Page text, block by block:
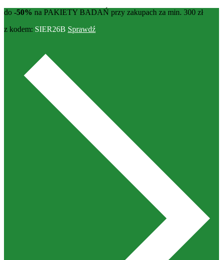
do -50% na PAKIETY BADAŃ przy zakupach za min. 300 zł
z kodem: SIER26B Sprawdź